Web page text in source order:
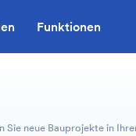
Funktionen
neue Bauprojekte in